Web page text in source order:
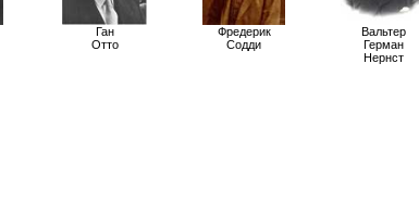
Ган
Отто
Фредерик
Содди
Вальтер
Герман
Нернст